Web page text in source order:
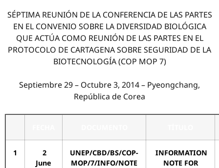
SÉPTIMA REUNIÓN DE LA CONFERENCIA DE LAS PARTES
EN EL CONVENIO SOBRE LA DIVERSIDAD BIOLÓGICA
QUE ACTÚA COMO REUNIÓN DE LAS PARTES EN EL
PROTOCOLO DE CARTAGENA SOBRE SEGURIDAD DE LA
BIOTECNOLOGÍA (COP MOP 7)
Septiembre 29 – Octubre 3, 2014 – Pyeongchang,
República de Corea
1
2
June
UNEP/CBD/BS/COP-
MOP/7/INFO/NOTE
INFORMATION
NOTE FOR